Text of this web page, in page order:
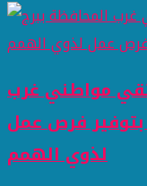
مواطني غرب
بتوفير فرص عمل
لذوي الهمم